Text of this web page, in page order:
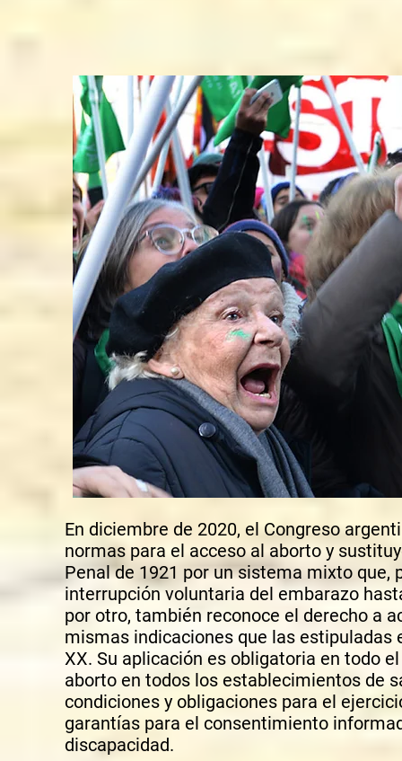
En diciembre de 2020, el Congreso
normas para el acceso al aborto y
Penal de 1921 por un sistema mixto que,
interrupción voluntaria del embarazo
por otro, también reconoce el derecho a
mismas indicaciones que las estipuladas
XX. Su aplicación es obligatoria en todo
aborto en todos los establecimientos de
condiciones y obligaciones para el
garantías para el consentimiento
discapacidad.